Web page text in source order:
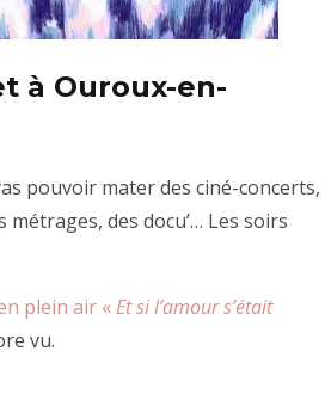
à Ouroux-en-
pouvoir mater des ciné-concerts,
des docu’… Les soirs
plein air «Et si l’amour s’était
vu.